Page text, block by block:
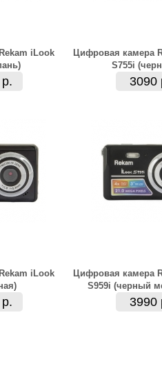
iLook
Цифровая камера
S755i
3090
iLook
Цифровая камера
S959i (черный
3990